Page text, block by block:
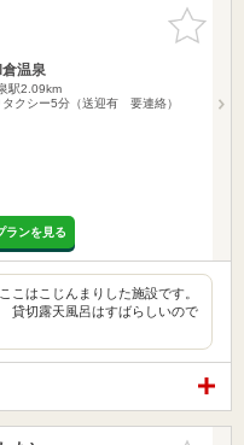
お気に入
りに追加
温泉
駅2.09km
クシー5分（送迎有 要連絡）
ランを見る
こはこじんまりした施設です。
貸切露天風呂はすばらしいので